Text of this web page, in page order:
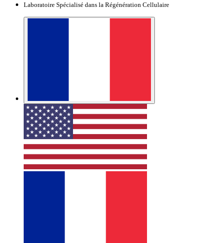
Laboratoire Spécialisé dans la Régénération Cellulaire